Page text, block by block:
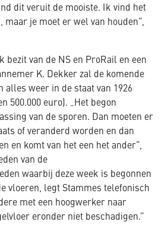
dit veruit de mooiste. Ik vind het
je moet er wel van houden”,
bezit van de NS en ProRail en een
K. Dekker zal de komende
alles weer in de staat van 1926
500.000 euro). „Het begon
van de sporen. Dan moeten er
of veranderd worden en dan
en komt van het een het ander”,
van de
waarbij deze week is begonnen
vloeren, legt Stammes telefonisch
met een hoogwerker naar
eronder niet beschadigen.”